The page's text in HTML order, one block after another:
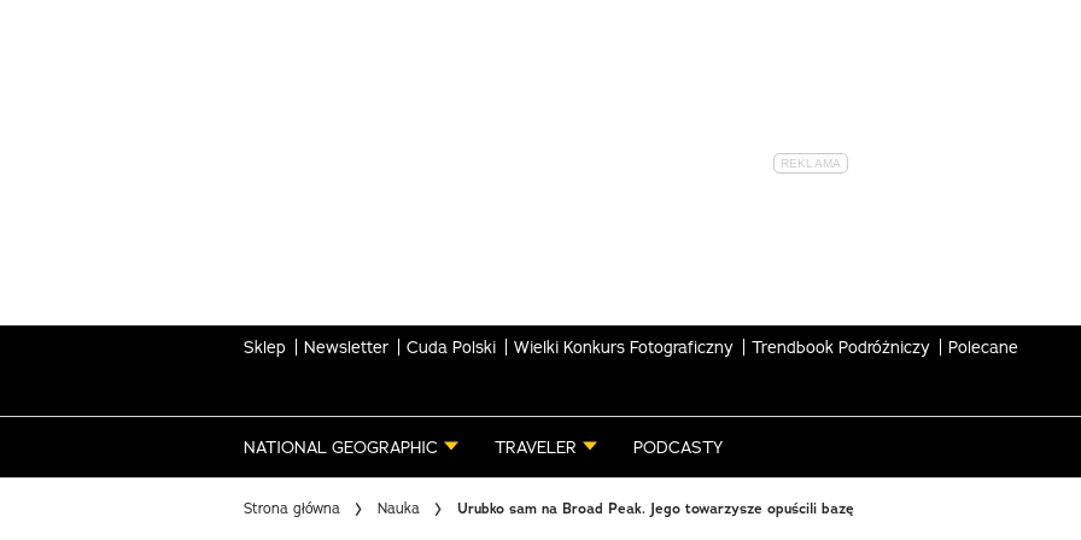
Sklep Newsletter Cuda Polski Wielki Konkurs Fotograficzny Trendbook Podróżniczy Polecane
NATIONAL GEOGRAPHIC TRAVELER PODCASTY
Strona główna Nauka Urubko sam na Broad Peak. Jego towarzysze opuścili bazę